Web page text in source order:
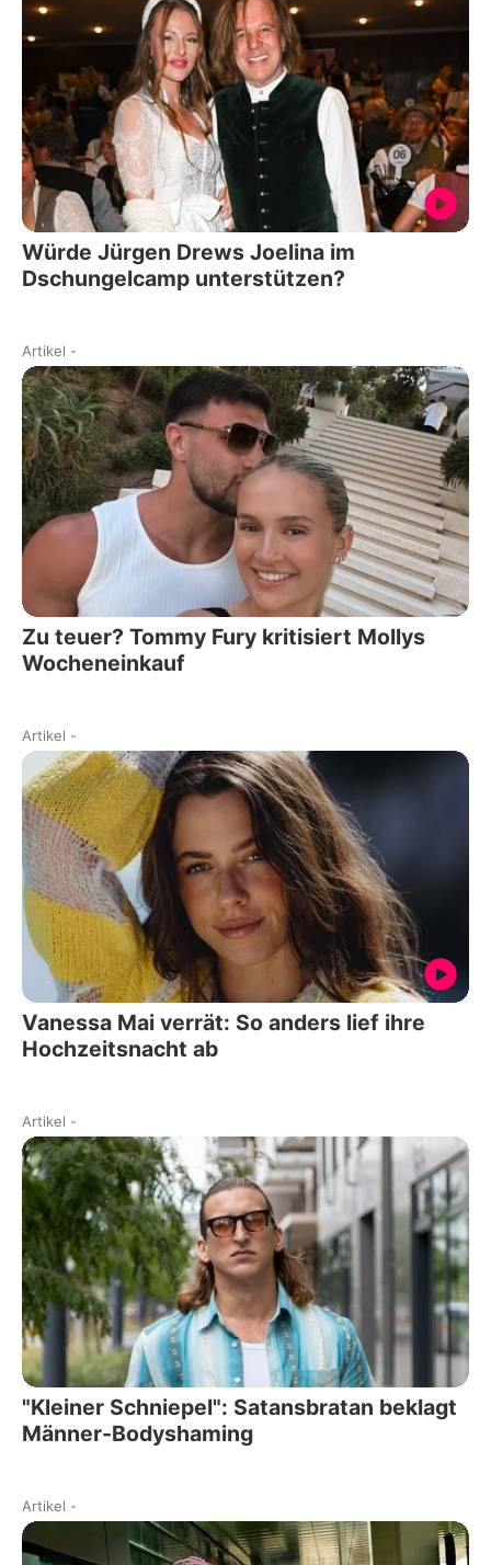
Würde Jürgen Drews Joelina im
Dschungelcamp unterstützen?
Artikel -
Zu teuer? Tommy Fury kritisiert Mollys
Wocheneinkauf
Artikel -
Vanessa Mai verrät: So anders lief ihre
Hochzeitsnacht ab
Artikel -
"Kleiner Schniepel": Satansbratan beklagt
Männer-Bodyshaming
Artikel -